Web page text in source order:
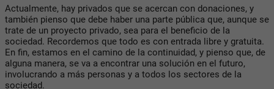
Actualmente, hay privados que se acercan con donaciones, y
también pienso que debe haber una parte pública que, aunque se
trate de un proyecto privado, sea para el beneficio de la
sociedad. Recordemos que todo es con entrada libre y gratuita.
En fin, estamos en el camino de la continuidad, y pienso que, de
alguna manera, se va a encontrar una solución en el futuro,
involucrando a más personas y a todos los sectores de la
sociedad.